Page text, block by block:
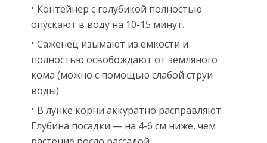
Контейнер с голубикой полностью
опускают в воду на 10-15 минут.
Саженец изымают из емкости и
полностью освобождают от земляного
кома (можно с помощью слабой струи
воды)
В лунке корни аккуратно расправляют.
Глубина посадки — на 4-6 см ниже, чем